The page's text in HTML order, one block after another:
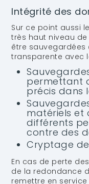
Intégrité des
Sur ce point aussi
très haut niveau
être sauvegardées
transparente avec
permettant
précis dans
matériels et
différents
contre des
Cryptage
En cas de perte
de la redondance
remettre en